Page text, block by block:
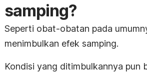
samping?
Seperti obat-obatan pada
menimbulkan efek samping.
Kondisi yang ditimbulkannya pun